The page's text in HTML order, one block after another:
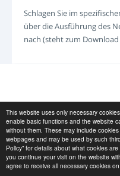
This website uses only necessary
enable basic functions and the website
without them. These may include
webpages and may be used by such
Policy” for details about what cookies
you continue your visit on the website
agree to receive all necessary cookies
Schlagen Sie im
über die Ausführung des
nach (steht zum